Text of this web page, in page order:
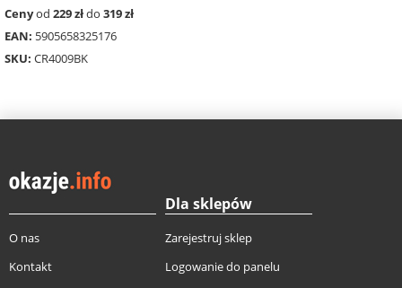
Cenyod 229 złdo 319 zł
EAN: 5905658325176
SKU: CR4009BK
O nas
Kontakt
Dla sklepów
Zarejestruj sklep
Logowanie do panelu